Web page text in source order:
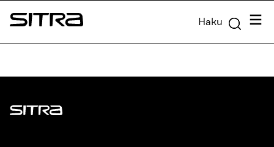
Siirry
suoraan
Sitra Haku
Sitra